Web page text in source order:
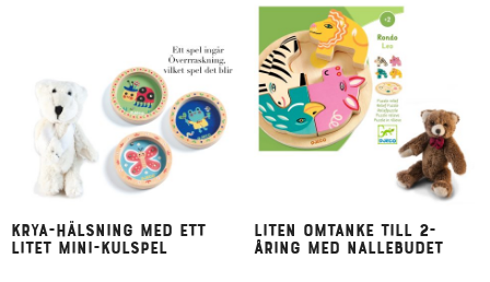
Krya-hälsning med ett
litet mini-kulspel
Liten omtanke till 2-
åring med Nallebudet